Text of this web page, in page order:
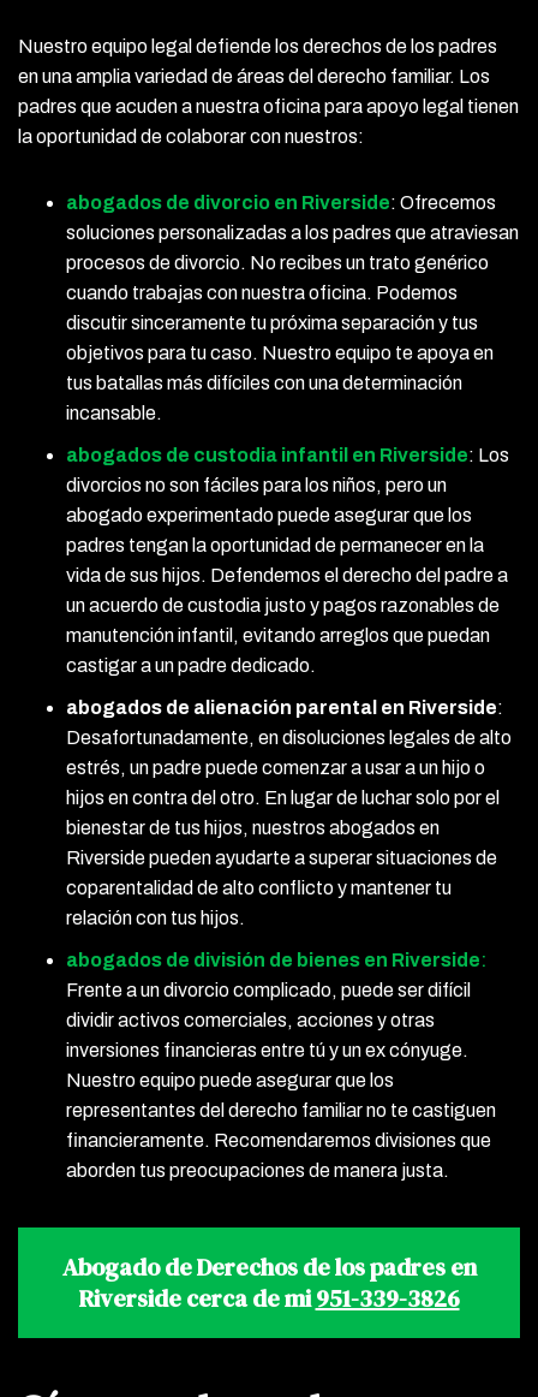
Nuestro equipo legal defiende los derechos de los padres
en una amplia variedad de áreas del derecho familiar. Los
padres que acuden a nuestra oficina para apoyo legal tienen
la oportunidad de colaborar con nuestros:
abogados de divorcio en Riverside: Ofrecemos
soluciones personalizadas a los padres que atraviesan
procesos de divorcio. No recibes un trato genérico
cuando trabajas con nuestra oficina. Podemos
discutir sinceramente tu próxima separación y tus
objetivos para tu caso. Nuestro equipo te apoya en
tus batallas más difíciles con una determinación
incansable.
abogados de custodia infantil en Riverside: Los
divorcios no son fáciles para los niños, pero un
abogado experimentado puede asegurar que los
padres tengan la oportunidad de permanecer en la
vida de sus hijos. Defendemos el derecho del padre a
un acuerdo de custodia justo y pagos razonables de
manutención infantil, evitando arreglos que puedan
castigar a un padre dedicado.
abogados de alienación parental en Riverside:
Desafortunadamente, en disoluciones legales de alto
estrés, un padre puede comenzar a usar a un hijo o
hijos en contra del otro. En lugar de luchar solo por el
bienestar de tus hijos, nuestros abogados en
Riverside pueden ayudarte a superar situaciones de
coparentalidad de alto conflicto y mantener tu
relación con tus hijos.
abogados de división de bienes en Riverside:
Frente a un divorcio complicado, puede ser difícil
dividir activos comerciales, acciones y otras
inversiones financieras entre tú y un ex cónyuge.
Nuestro equipo puede asegurar que los
representantes del derecho familiar no te castiguen
financieramente. Recomendaremos divisiones que
aborden tus preocupaciones de manera justa.
Abogado de Derechos de los padres en
Riverside cerca de mi951-339-3826